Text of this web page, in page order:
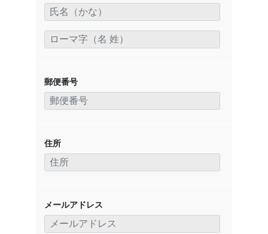
郵便番号
住所
メールアドレス